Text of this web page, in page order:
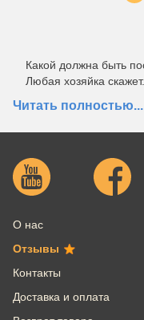
Какой должна быть
Любая хозяйка
внешний вид,
рынке. Вы, проживая в
Украины, можете
Сервицио. Заказать и
Читать полностью...
О нас
Отзывы
Контакты
Доставка и оплата